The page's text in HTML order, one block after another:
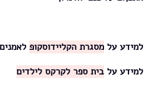
למידע על מסגרת הקליידוסקופ
למידע על בית ספר לקרקס לילדים